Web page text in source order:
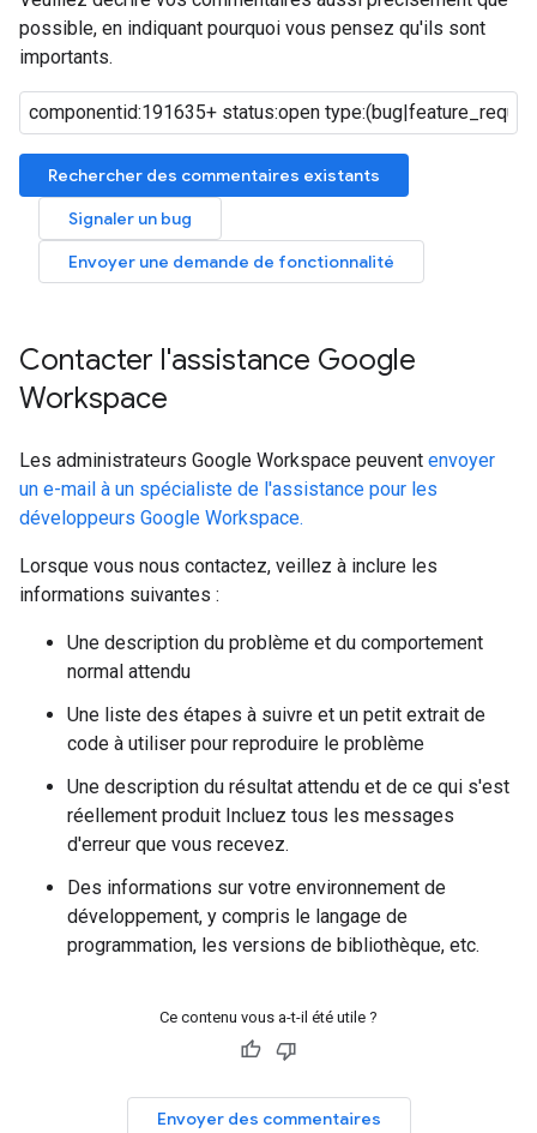
possible, en indiquant pourquoi vous pensez qu'ils sont
importants.
Rechercher des commentaires existants
Signaler un bug
Envoyer une demande de fonctionnalité
Contacter l'assistance Google
Workspace
Les administrateurs Google Workspace peuvent envoyer
un e-mail à un spécialiste de l'assistance pour les
développeurs Google Workspace.
Lorsque vous nous contactez, veillez à inclure les
informations suivantes :
Une description du problème et du comportement
normal attendu
Une liste des étapes à suivre et un petit extrait de
code à utiliser pour reproduire le problème
Une description du résultat attendu et de ce qui s'est
réellement produit Incluez tous les messages
d'erreur que vous recevez.
Des informations sur votre environnement de
développement, y compris le langage de
programmation, les versions de bibliothèque, etc.
Ce contenu vous a-t-il été utile ?
Envoyer des commentaires